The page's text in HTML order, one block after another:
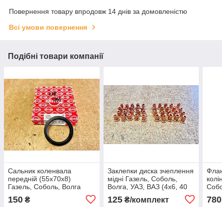
Повернення товару впродовж 14 днів за домовленістю
Всі умови повернення
Подібні товари компанії
Сальник коленвала
передній (55х70х8)
Газель, Соболь, Волга
(ELRING)
150 ₴
Заклепки диска зчеплення
мідні Газель, Соболь,
Волга, УАЗ, ВАЗ (4х6, 40
125₴/комплект 780